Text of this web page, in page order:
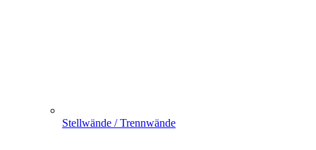
Stellwände / Trennwände